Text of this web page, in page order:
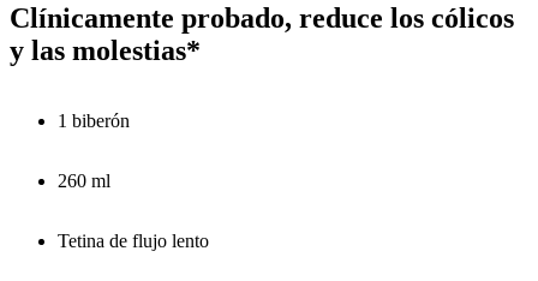
Clínicamente probado, reduce los cólicos
y las molestias*
1 biberón
260 ml
Tetina de flujo lento